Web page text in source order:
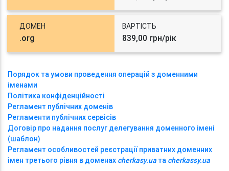
ДОМЕН
.org
ВАРТІСТЬ
839,00 грн/рік
Порядок та умови проведення операцій з доменними
іменами
Політика конфіденційності
Регламент публічних доменів
Регламенти публічних сервісів
Договір про надання послуг делегування доменного імені
(шаблон)
Регламент особливостей реєстрації приватних доменних
імен третього рівня в доменах cherkasy.ua та cherkassy.ua